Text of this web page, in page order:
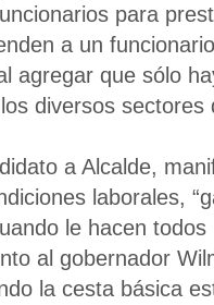
para
a un
agregar que sólo
diversos sectores
a Alcalde,
laborales,
le hacen
al gobernador
la cesta básica